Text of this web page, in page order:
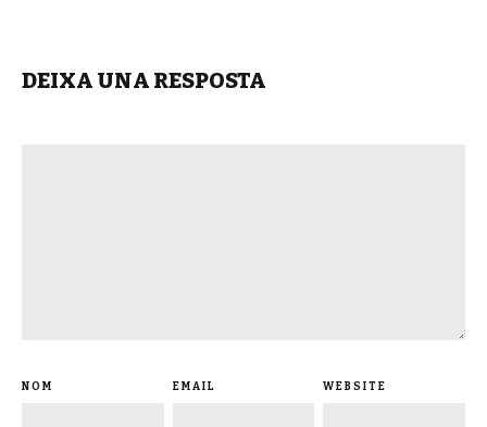
DEIXA UNA RESPOSTA
NOM EMAIL WEBSITE